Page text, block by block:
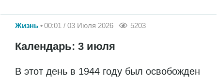
Жизнь 00:01 / 03 Июля 2026 5203
Календарь: 3 июля
В этот день в 1944 году был освобожден